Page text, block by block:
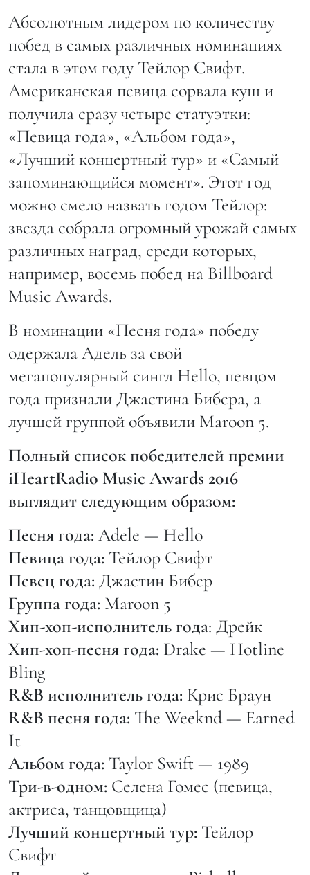
Абсолютным лидером по количеству
побед в самых различных номинациях
стала в этом году Тейлор Свифт.
Американская певица сорвала куш и
получила сразу четыре статуэтки:
«Певица года», «Альбом года»,
«Лучший концертный тур» и «Самый
запоминающийся момент». Этот год
можно смело назвать годом Тейлор:
звезда собрала огромный урожай самых
различных наград, среди которых,
например, восемь побед на Billboard
Music Awards.
В номинации «Песня года» победу
одержала Адель за свой
мегапопулярный сингл Hello, певцом
года признали Джастина Бибера, а
лучшей группой объявили Maroon 5.
Полный список победителей премии
iHeartRadio Music Awards 2016
выглядит следующим образом:
Песня года: Adele — Hello
Певица года: Тейлор Свифт
Певец года: Джастин Бибер
Группа года: Maroon 5
Хип-хоп-исполнитель года: Дрейк
Хип-хоп-песня года: Drake — Hotline
Bling
R&B исполнитель года: Крис Браун
R&B песня года: The Weeknd — Earned
It
Альбом года: Taylor Swift — 1989
Три-в-одном: Селена Гомес (певица,
актриса, танцовщица)
Лучший концертный тур: Тейлор
Свифт